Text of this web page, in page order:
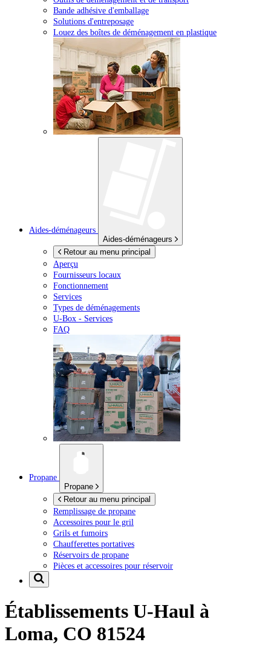
Bande adhésive d'emballage
Solutions d'entreposage
Louez des boîtes de déménagement en plastique
Aides-déménageurs
Aides-déménageurs
Retour au menu principal
Aperçu
Fournisseurs locaux
Fonctionnement
Services
Types de déménagements
U-Box - Services
FAQ
Propane
Propane
Retour au menu principal
Remplissage de propane
Accessoires pour le gril
Grils et fumoirs
Chaufferettes portatives
Réservoirs de propane
Pièces et accessoires pour réservoir
Établissements U-Haul à
Loma, CO 81524